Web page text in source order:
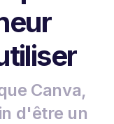
Canva,
d'être un